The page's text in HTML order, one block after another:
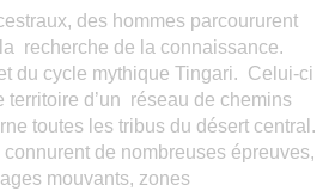
des hommes parcoururent
la recherche de la connaissance.
du cycle mythique Tingari. Celui-ci
territoire d’un réseau de chemins
toutes les tribus du désert central.
de nombreuses épreuves,
mouvants, zones